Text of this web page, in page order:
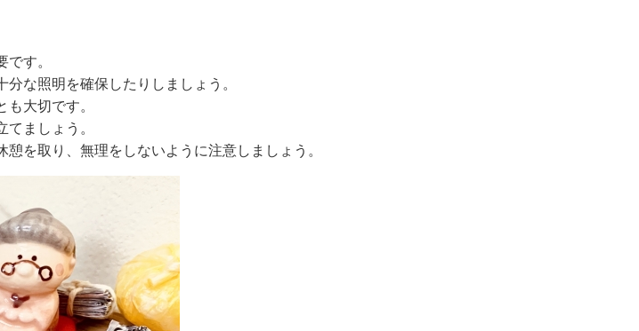
す。
な照明を確保したりしましょう。
大切です。
ましょう。
を取り、無理をしないように注意しましょう。